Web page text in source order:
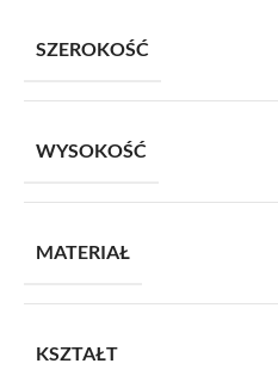
SZEROKOŚĆ
WYSOKOŚĆ
MATERIAŁ
KSZTAŁT